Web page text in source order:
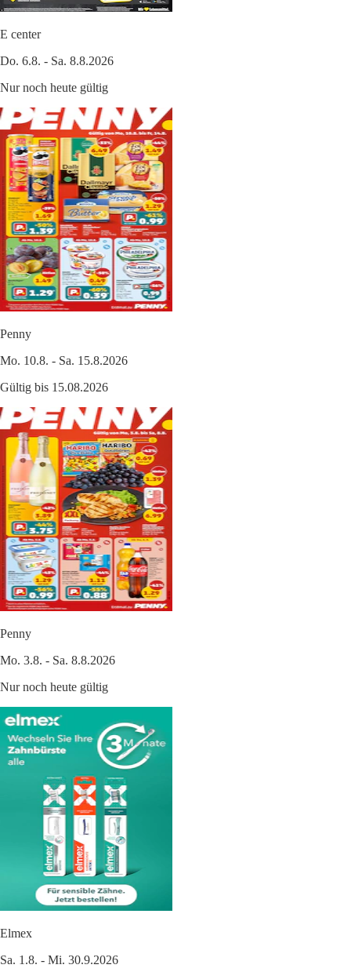
E center
Do. 6.8. - Sa. 8.8.2026
Nur noch heute gültig
Penny
Mo. 10.8. - Sa. 15.8.2026
Gültig bis 15.08.2026
Penny
Mo. 3.8. - Sa. 8.8.2026
Nur noch heute gültig
Elmex
Sa. 1.8. - Mi. 30.9.2026